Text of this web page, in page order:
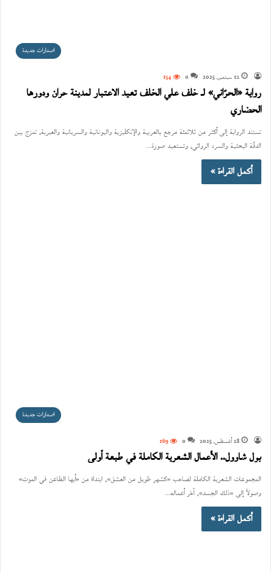
اصدارات جديدة
12 سبتمبر، 2025 0
154
رواية «الحرّاني» لـ خلف علي الخلف تعيد الاعتبار لمدينة حران ودورها
الحضاري
تستند الرواية إلى أكثر من ثلاثمئة مرجع بالعربية والإنكليزية واليونانية والسريانية والعبرية، تمزج بين
الدقّة البحثية والسرد الروائي، وتستعيد صورة…
أكمل القراءة »
اصدارات جديدة
28 أغسطس، 2025 0
169
بول شاوول.. الأعمال الشعرية الكاملة في طبعة أولى
المجموعات الشعرية الكاملة لصاحب «كشهر طويل من العشق»، ابتداءً من «أيها الطاعن في الموت»
وصولاً إلى «ذلك الجسد»، آخر أعماله…
أكمل القراءة »